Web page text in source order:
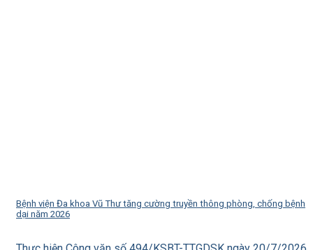
Bệnh viện Đa khoa Vũ Thư tăng cường truyền thông phòng, chống bệnh
dại năm 2026